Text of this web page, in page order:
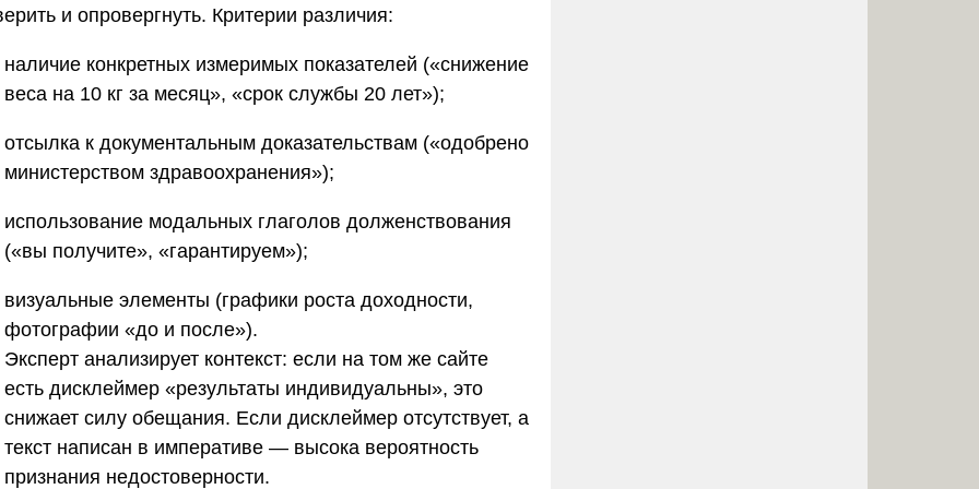
и опровергнуть. Критерии различия:
наличие конкретных измеримых показателей («снижение
веса на 10 кг за месяц», «срок службы 20 лет»);
отсылка к документальным доказательствам («одобрено
министерством здравоохранения»);
использование модальных глаголов долженствования
(«вы получите», «гарантируем»);
визуальные элементы (графики роста доходности,
фотографии «до и после»).
Эксперт анализирует контекст: если на том же сайте
есть дисклеймер «результаты индивидуальны», это
снижает силу обещания. Если дисклеймер отсутствует, а
текст написан в императиве — высока вероятность
признания недостоверности.